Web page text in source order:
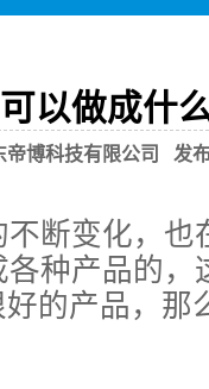
以做成什
博科技有限公司 发布
断变化，也
种产品的，
好的产品，